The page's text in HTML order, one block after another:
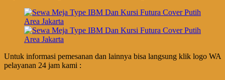
Untuk informasi pemesanan dan lainnya bisa langsung klik logo WA
pelayanan 24 jam kami :